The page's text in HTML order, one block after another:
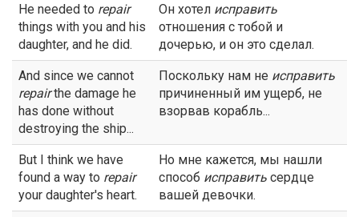
He needed to repair
things with you and his
daughter, and he did.
Он хотел исправить
отношения с тобой и
дочерью, и он это сделал.
And since we cannot
repairthe damage he
has done without
destroying the ship...
Поскольку нам не исправить
причиненный им ущерб, не
взорвав корабль...
But I think we have
found a way to repair
your daughter's heart.
Но мне кажется, мы нашли
способ исправить сердце
вашей девочки.